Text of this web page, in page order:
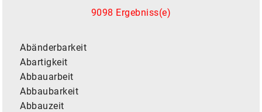
9098 Ergebniss(e)
Abänderbarkeit
Abartigkeit
Abbauarbeit
Abbaubarkeit
Abbauzeit